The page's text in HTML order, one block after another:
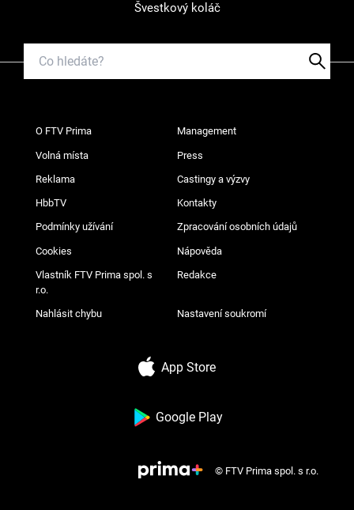
Švestkový koláč
O FTV Prima Management
Volná místa Press
Reklama Castingy a výzvy
HbbTV Kontakty
Podmínky užívání Zpracování osobních údajů
Cookies Nápověda
Vlastník FTV Prima spol. s
r.o.
Redakce
Nahlásit chybu Nastavení soukromí
App Store
Google Play
© FTV Prima spol. s r.o.